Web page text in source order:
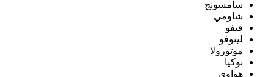
سامسونج
شاومي
فيفو
لينوفو
موتورولا
نوكيا
هواوي